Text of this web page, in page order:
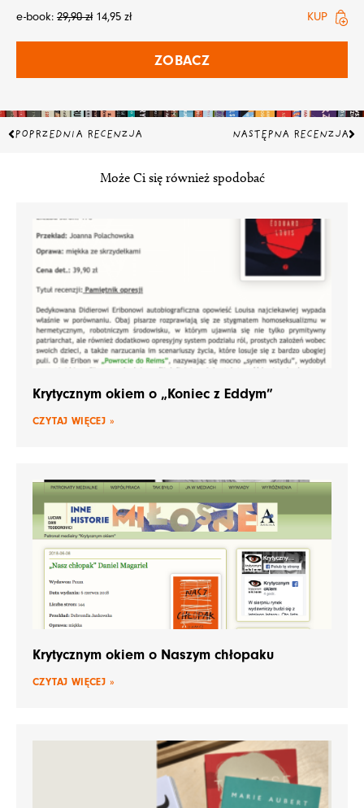
e-book: 29,90zł 14,95 zł KUP
ZOBACZ
Prev
POPRZEDNIA RECENZJA NASTĘPNA RECENZJA
Może Ci się również spodobać
Krytycznym okiem o „Koniec z Eddym”
CZYTAJ WIĘCEJ »
Krytycznym okiem o Naszym chłopaku
CZYTAJ WIĘCEJ »